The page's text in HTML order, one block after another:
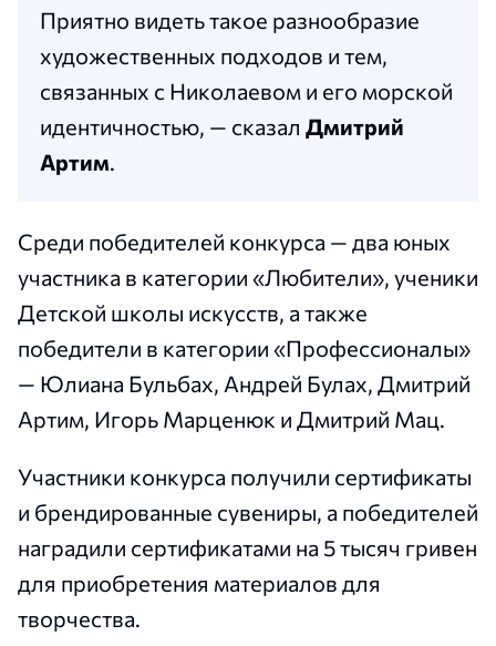
Приятно видеть такое разнообразие
художественных подходов и тем,
связанных с Николаевом и его морской
идентичностью, — сказал Дмитрий
Артим.
Среди победителей конкурса — два юных
участника в категории «Любители», ученики
Детской школы искусств, а также
победители в категории «Профессионалы»
— Юлиана Бульбах, Андрей Булах, Дмитрий
Артим, Игорь Марценюк и Дмитрий Мац.
Участники конкурса получили сертификаты
и брендированные сувениры, а победителей
наградили сертификатами на 5 тысяч гривен
для приобретения материалов для
творчества.